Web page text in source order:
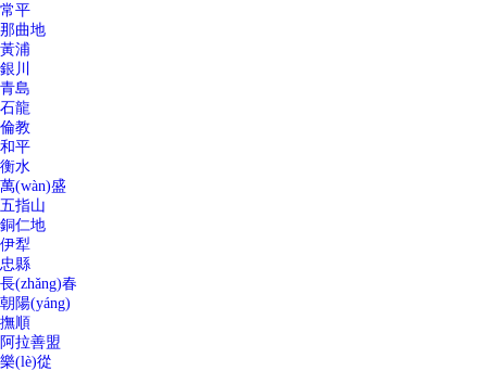
常平
那曲地
黃浦
銀川
青島
石龍
倫教
和平
衡水
萬(wàn)盛
五指山
銅仁地
伊犁
忠縣
長(zhǎng)春
朝陽(yáng)
撫順
阿拉善盟
樂(lè)從